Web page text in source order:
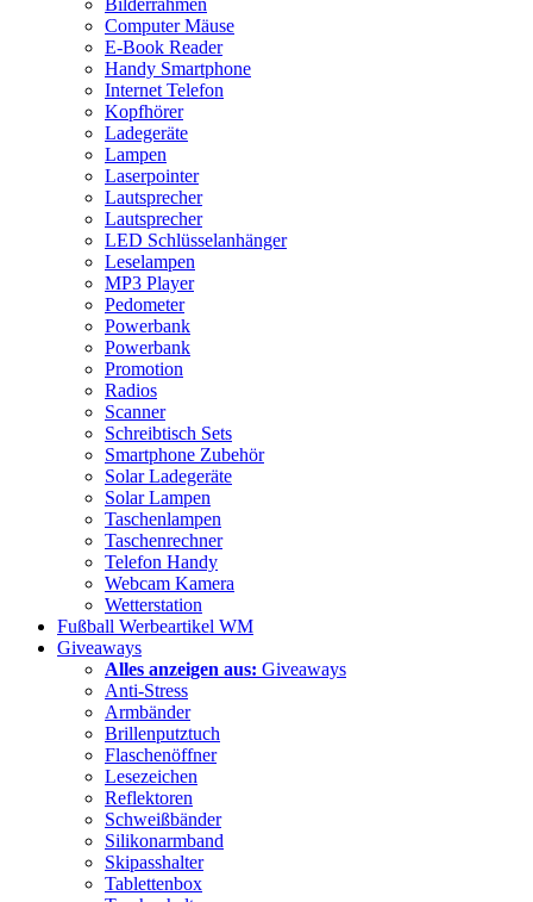
Bilderrahmen
Computer Mäuse
E-Book Reader
Handy Smartphone
Internet Telefon
Kopfhörer
Ladegeräte
Lampen
Laserpointer
Lautsprecher
Lautsprecher
LED Schlüsselanhänger
Leselampen
MP3 Player
Pedometer
Powerbank
Powerbank
Promotion
Radios
Scanner
Schreibtisch Sets
Smartphone Zubehör
Solar Ladegeräte
Solar Lampen
Taschenlampen
Taschenrechner
Telefon Handy
Webcam Kamera
Wetterstation
Fußball Werbeartikel WM
Giveaways
Alles anzeigen aus: Giveaways
Anti-Stress
Armbänder
Brillenputztuch
Flaschenöffner
Lesezeichen
Reflektoren
Schweißbänder
Silikonarmband
Skipasshalter
Tablettenbox